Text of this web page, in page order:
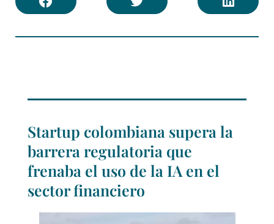
Startup colombiana supera la
barrera regulatoria que
frenaba el uso de la IA en el
sector financiero